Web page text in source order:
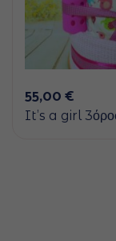
55,00€
It’s a girl